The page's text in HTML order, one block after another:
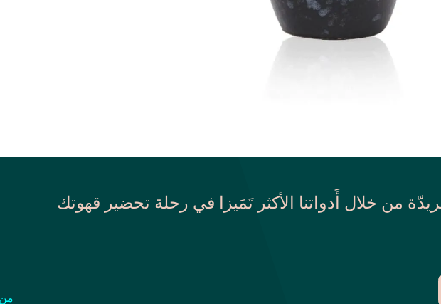
من خلال أَدواتنا الأكثر تَمَيزا في رحلة تحضير قهوتك